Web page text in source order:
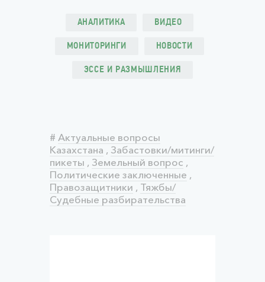
АНАЛИТИКА ВИДЕО
МОНИТОРИНГИ НОВОСТИ
ЭССЕ И РАЗМЫШЛЕНИЯ
# Актуальные вопросы
Казахстана , Забастовки/митинги/
пикеты , Земельный вопрос ,
Политические заключенные ,
Правозащитники , Тяжбы/
Судебные разбирательства